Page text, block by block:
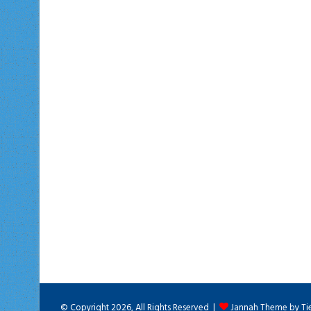
© Copyright 2026, All Rights Reserved | Jannah Theme by